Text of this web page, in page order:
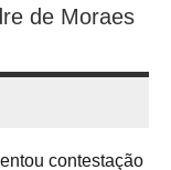
de Moraes
contestação